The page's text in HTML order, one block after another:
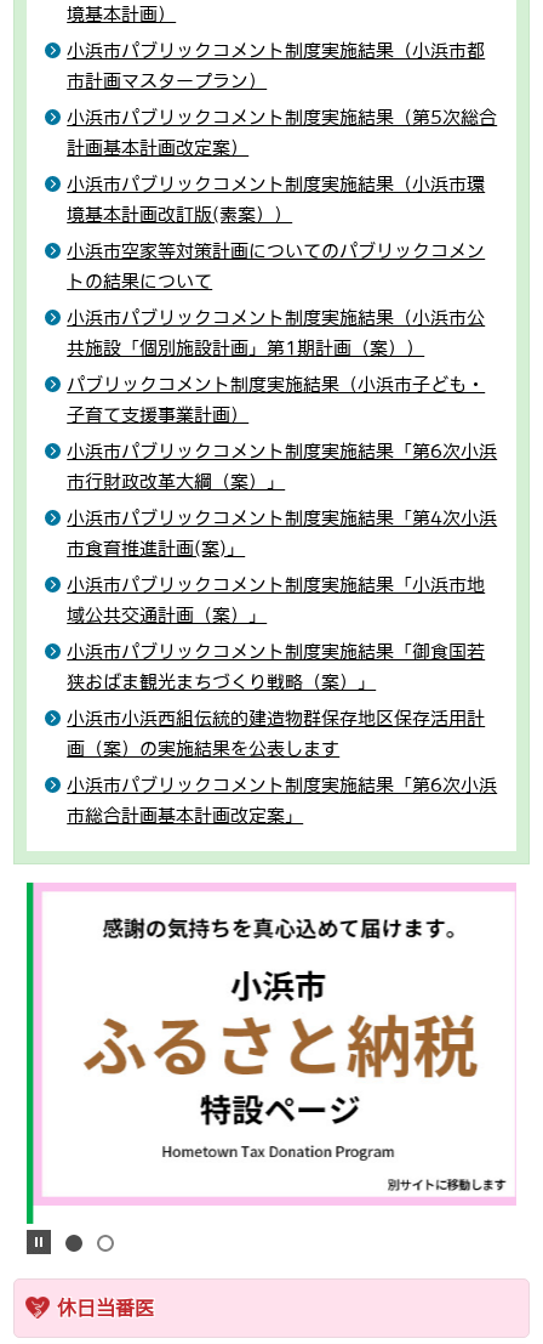
境基本計画）
小浜市パブリックコメント制度実施結果（小浜市都
市計画マスタープラン）
小浜市パブリックコメント制度実施結果（第5次総合
計画基本計画改定案）
小浜市パブリックコメント制度実施結果（小浜市環
境基本計画改訂版(素案））
小浜市空家等対策計画についてのパブリックコメン
トの結果について
小浜市パブリックコメント制度実施結果（小浜市公
共施設「個別施設計画」第1期計画（案））
パブリックコメント制度実施結果（小浜市子ども・
子育て支援事業計画）
小浜市パブリックコメント制度実施結果「第6次小浜
市行財政改革大綱（案）」
小浜市パブリックコメント制度実施結果「第4次小浜
市食育推進計画(案)」
小浜市パブリックコメント制度実施結果「小浜市地
域公共交通計画（案）」
小浜市パブリックコメント制度実施結果「御食国若
狭おばま観光まちづくり戦略（案）」
小浜市小浜西組伝統的建造物群保存地区保存活用計
画（案）の実施結果を公表します
小浜市パブリックコメント制度実施結果「第6次小浜
市総合計画基本計画改定案」
休日当番医